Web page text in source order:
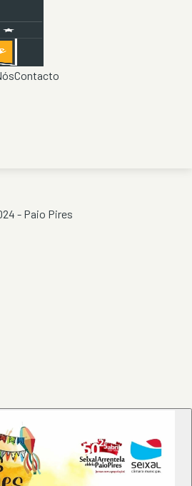
Contacto
- Paio Pires